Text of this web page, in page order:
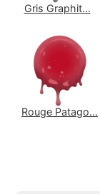
Gris Graphit...
Rouge Patago...